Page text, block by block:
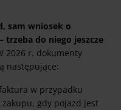
sam wniosek o
trzeba do niego jeszcze
2026 r. dokumenty
następujące:
w przypadku
gdy pojazd jest